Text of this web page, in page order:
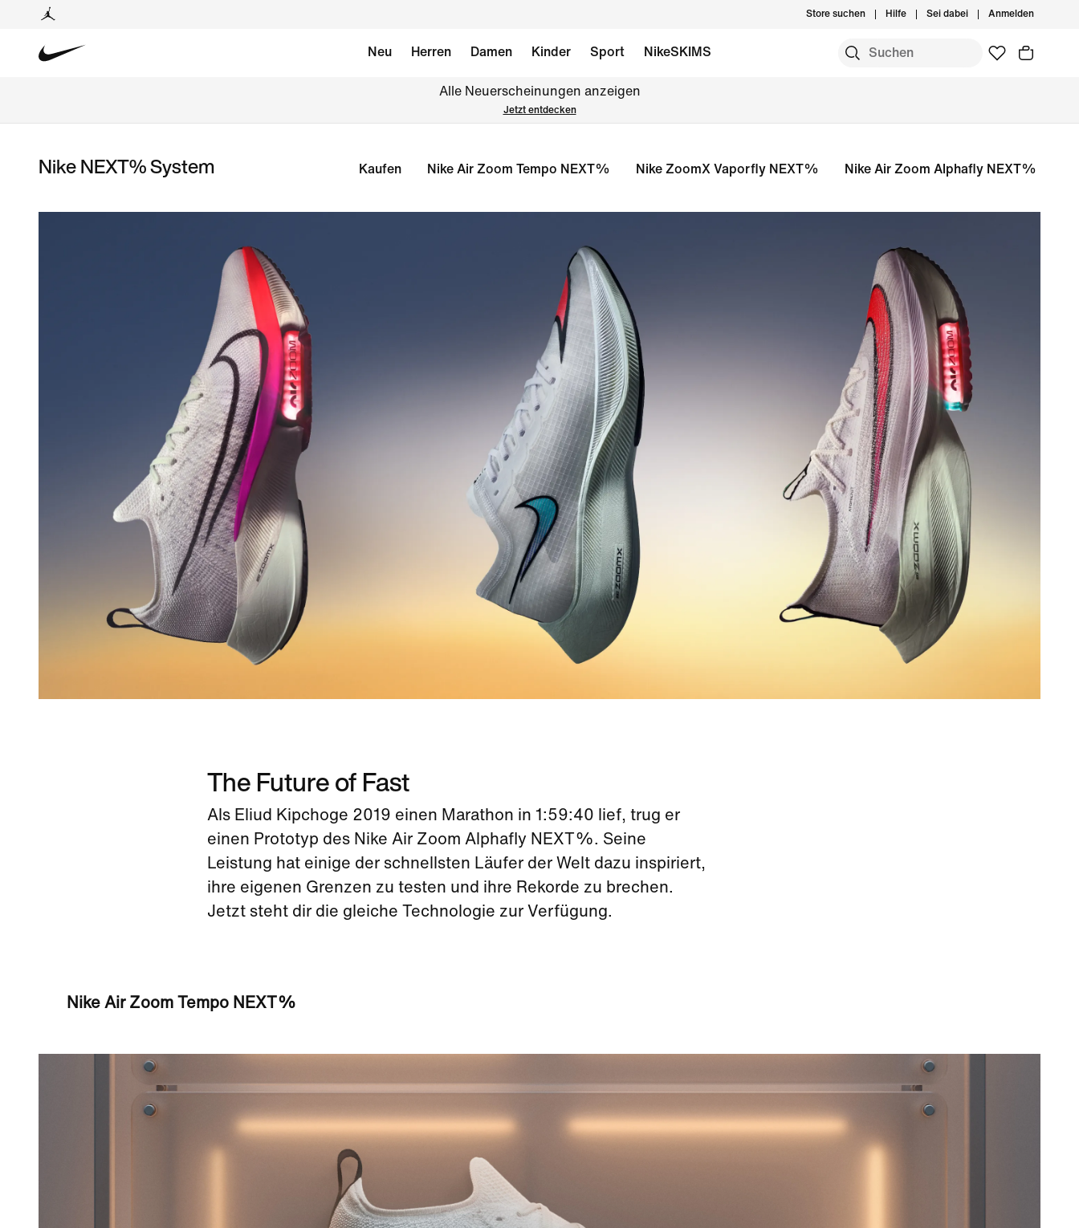
Store suchen Hilfe Sei dabei Anmelden
Neu Herren Damen Kinder Sport NikeSKIMS
Alle Neuerscheinungen anzeigen
Jetzt entdecken
Nike NEXT% System Kaufen Nike Air Zoom Tempo NEXT% Nike ZoomX Vaporfly NEXT% Nike Air Zoom Alphafly NEXT%
The Future of Fast
Als Eliud Kipchoge 2019 einen Marathon in 1:59:40 lief, trug er
einen Prototyp des Nike Air Zoom Alphafly NEXT%. Seine
Leistung hat einige der schnellsten Läufer der Welt dazu inspiriert,
ihre eigenen Grenzen zu testen und ihre Rekorde zu brechen.
Jetzt steht dir die gleiche Technologie zur Verfügung.
Nike Air Zoom Tempo NEXT%